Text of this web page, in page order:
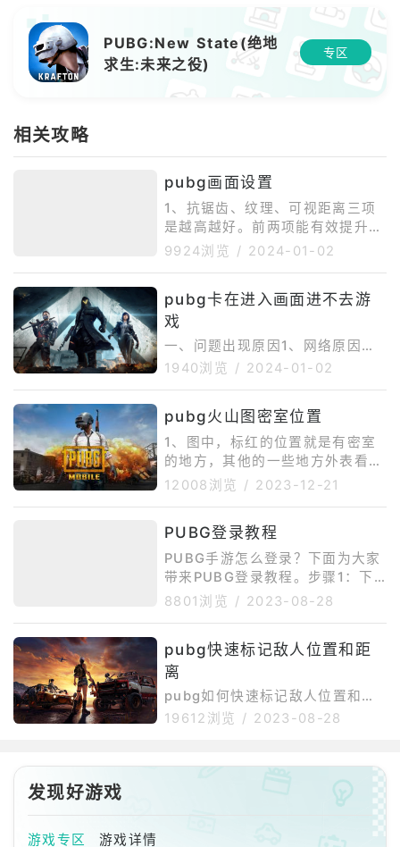
PUBG:New State(绝地
求生:未来之役)
专区
相关攻略
pubg画面设置
1、抗锯齿、纹理、可视距离三项
是越高越好。前两项能有效提升人
物与周边环境的对比度，使得玩家
期处理、阴影、特效、树木这几
项，虽然可以提升画面表现，却让
敌人更容易藏匿与环境当中，应该
设置为非常低。3、亮度、屏幕比
例理论上调到最大更好。建议亮度
调整为80，不会特别刺眼。屏幕
比例是影响帧数的主要参数，提供
的效果却不是特别明显。如果机器
配置有限，可
9924浏览 / 2024-01-02
pubg卡在进入画面进不去游
戏
一、问题出现原因1、网络原因可
能是由于网络波动。2、电脑原因
数过多，服务器承载不了。二、解
决方法1、切换网络网络造成的问
题，查找一下网路问题，重启试
试。2、重启电脑退出游戏重进，
不行的话重启电脑。3、等待如果
只能等待官方修复。
1940浏览 / 2024-01-02
pubg火山图密室位置
1、图中，标红的位置就是有密室
的地方，其他的一些地方外表看起
来像，但是其实是打不开的密室。
套件”以及额外的狙击手套件。
12008浏览 / 2023-12-21
PUBG登录教程
PUBG手游怎么登录？下面为大家
带来PUBG登录教程。步骤1：下
载并打开PUBG应用程序首先你需
了这个应用，那么请跳过此步骤。
步骤2：选择账号登录方式打开PU
BG应用程序之后，你需要选择一
个账号登录方式。你可以使用Goo
glePlay账号、Facebook账号、T
如果你首次登录PUBG，你需要注
8801浏览 / 2023-08-28
pubg快速标记敌人位置和距
离
pubg如何快速标记敌人位置和距
离？1、绝地求生快速标记敌人位
里，标记就会标在哪里。2、在游
戏中，可能Alt+鼠标中按起来会比
较麻烦，在对枪中也常常忘记标记
功能，这时候玩家只需要通过更改
19612浏览 / 2023-08-28
发现好游戏
游戏专区 游戏详情